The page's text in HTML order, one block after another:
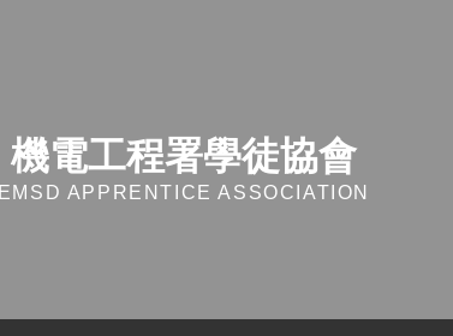
機電工程署學徒協會
EMSD APPRENTICE ASSOCIATION